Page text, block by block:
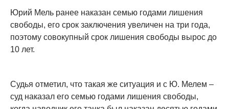
Юрий Мель ранее наказан семью годами лишения
свободы, его срок заключения увеличен на три года,
поэтому совокупный срок лишения свободы вырос до
10 лет.
Судья отметил, что такая же ситуация и с Ю. Мелем –
суд наказал его семью годами лишения свободы,